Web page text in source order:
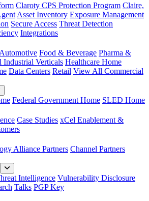
Claroty CPS Protection Program Claire,
Asset Inventory Exposure Management
Secure Access Threat Detection
Integrations
Automotive Food & Beverage Pharma &
Verticals Healthcare Home
Data Centers Retail View All Commercial
Federal Government Home SLED Home
Case Studies xCel Enablement &
Alliance Partners Channel Partners
Intelligence Vulnerability Disclosure
Talks PGP Key